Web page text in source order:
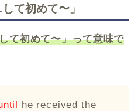
て初めて〜」
初めて〜」って意味で
he received the